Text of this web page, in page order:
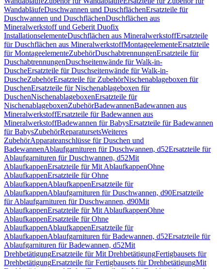
WandabläufeDuschwannen und DuschflächenErsatzteile für
Duschwannen und DuschflächenDuschflächen aus
Mineralwerkstoff und Geberit Duofix
InstallationselementeDuschflächen aus MineralwerkstoffErsatzteile
für Duschflächen aus MineralwerkstoffMontageelementeErsatzteile
für MontageelementeZubehörDuschabtrennungenErsatzteile für
DuschabtrennungenDuschseitenwände für Walk-in-
DuscheErsatzteile für Duschseitenwände für Walk-in-
DuscheZubehörErsatzteile für ZubehörNischenablageboxen für
DuschenErsatzteile für Nischenablageboxen für
DuschenNischenablageboxenErsatzteile für
NischenablageboxenZubehörBadewannenBadewannen aus
MineralwerkstoffErsatzteile für Badewannen aus
MineralwerkstoffBadewannen für BabysErsatzteile für Badewannen
für BabysZubehörReparatursetsWeiteres
ZubehörApparateanschlüsse für Duschen und
BadewannenAblaufgarnituren für Duschwannen, d52Ersatzteile für
Ablaufgarnituren für Duschwannen, d52Mit
AblaufkappenErsatzteile für Mit AblaufkappenOhne
AblaufkappenErsatzteile für Ohne
AblaufkappenAblaufkappenErsatzteile für
AblaufkappenAblaufgarnituren für Duschwannen, d90Ersatzteile
für Ablaufgarnituren für Duschwannen, d90Mit
AblaufkappenErsatzteile für Mit AblaufkappenOhne
AblaufkappenErsatzteile für Ohne
AblaufkappenAblaufkappenErsatzteile für
AblaufkappenAblaufgarnituren für Badewannen, d52Ersatzteile für
Ablaufgarnituren für Badewannen, d52Mit
DrehbetätigungErsatzteile für Mit DrehbetätigungFertigbausets für
DrehbetätigungErsatzteile für Fertigbausets für DrehbetätigungMit